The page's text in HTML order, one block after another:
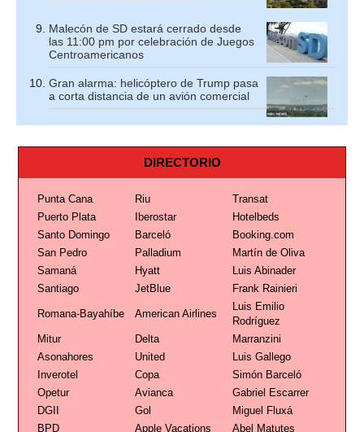
Malecón de SD estará cerrado desde
las 11:00 pm por celebración de Juegos
Centroamericanos
Gran alarma: helicóptero de Trump pasa
a corta distancia de un avión comercial
DIRECTORIO
Punta Cana Riu
Transat
Puerto Plata
Iberostar
Hotelbeds
Santo Domingo
Barceló
Booking.com
San Pedro
Palladium
Martín de Oliva
Samaná
Hyatt
Luis Abinader
Santiago
JetBlue Frank Rainieri
Romana-Bayahíbe American Airlines
Luis Emilio
Rodríguez
Mitur
Delta
Marranzini
Asonahores
United
Luis Gallego
Inverotel
Copa
Simón Barceló
Opetur
Avianca
Gabriel Escarrer
DGII
Gol
Miguel Fluxá
BPD
Apple Vacations Abel Matutes